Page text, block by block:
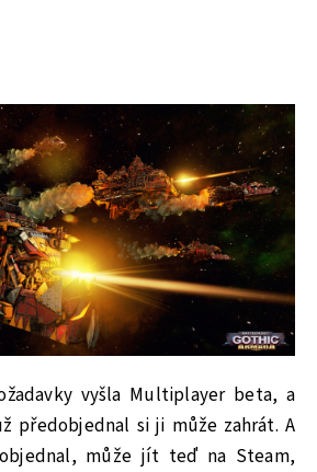
vyšla Multiplayer beta, a
předobjednal si ji může zahrát. A
může jít teď na Steam,